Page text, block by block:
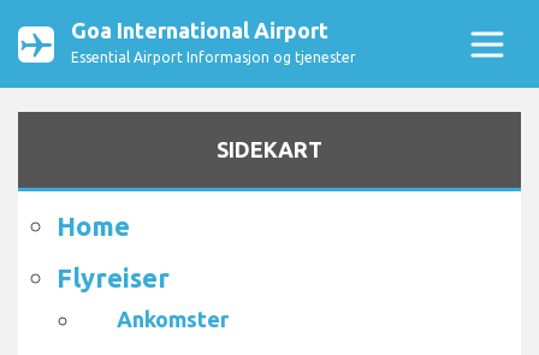
Goa International Airport
Essential Airport Informasjon og tjenester
SIDEKART
Home
Flyreiser
Ankomster